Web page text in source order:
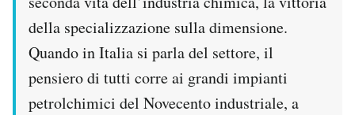
della specializzazione sulla dimensione.
Quando in Italia si parla del settore, il
pensiero di tutti corre ai grandi impianti
petrolchimici del Novecento industriale, a